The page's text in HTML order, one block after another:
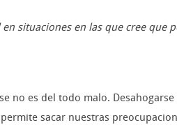
en situaciones en las que cree
no es del todo malo.
sacar nuestras